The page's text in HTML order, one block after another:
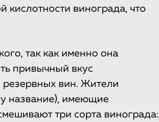
кислотности винограда, что
так как именно она
привычный вкус
резервных вин. Жители
название), имеющие
три сорта винограда: